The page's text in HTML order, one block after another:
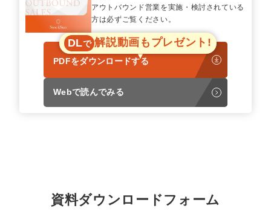
アウトバウンド営業を実施・検討されている
方は必ずご覧ください。
DLで 解説動画もプレゼント!
PDFをダウンロードする
Webで読んでみる
資料ダウンロードフォーム